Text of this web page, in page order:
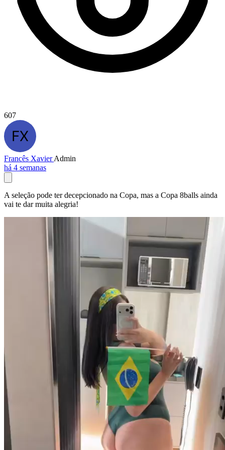
607
Francês XavierAdmin
há 4 semanas
A seleção pode ter decepcionado na Copa, mas a Copa 8balls ainda
vai te dar muita alegria!